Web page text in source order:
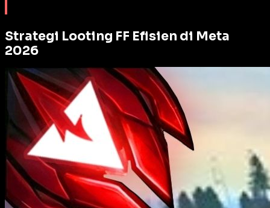
Strategi Looting FF Efisien di Meta
2026